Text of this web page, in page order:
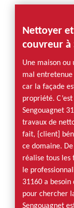
Nettoyer
couvreur à
Une maison
mal
car la façade
propriété.
Sengouagnet
travaux de
fait, {client]
ce domaine.
réalise tous les
le
31160 a besoin
pour chercher
Sengouagnet